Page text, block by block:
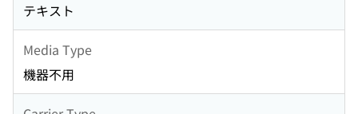
テキスト
Media Type
機器不用